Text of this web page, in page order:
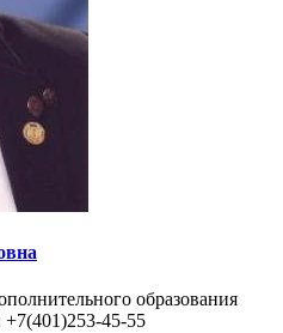
образования
+7(401)253-45-55